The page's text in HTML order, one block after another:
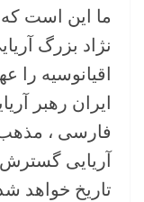
ما این است که
نژاد بزرگ
اقیانوسیه را
ایران رهبر
فارسی ، مذهب
آریایی گسترش
تاریخ خواهد